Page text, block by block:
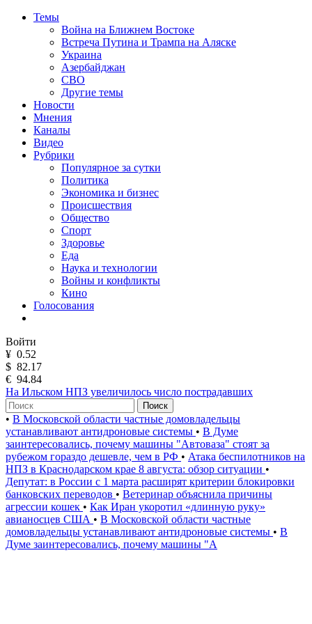
Темы
Война на Ближнем Востоке
Встреча Путина и Трампа на Аляске
Украина
Азербайджан
СВО
Другие темы
Новости
Мнения
Каналы
Видео
Рубрики
Популярное за сутки
Политика
Экономика и бизнес
Происшествия
Общество
Спорт
Здоровье
Еда
Наука и технологии
Войны и конфликты
Кино
Голосования
Войти
¥ 0.52
$ 82.17
€ 94.84
На Ильском НПЗ увеличилось число пострадавших
Поиск
• В Московской области частные домовладельцы
устанавливают антидроновые системы • В Думе
заинтересовались, почему машины "Автоваза" стоят за
рубежом гораздо дешевле, чем в РФ • Атака беспилотников на
НПЗ в Краснодарском крае 8 августа: обзор ситуации •
Депутат: в России с 1 марта расширят критерии блокировки
банковских переводов • Ветеринар объяснила причины
агрессии кошек • Как Иран укоротил «длинную руку»
авианосцев США • В Московской области частные
домовладельцы устанавливают антидроновые системы • В
Думе заинтересовались, почему машины "А